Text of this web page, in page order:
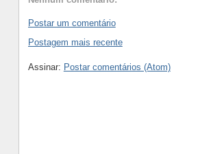
Postar um comentário
Postagem mais recente
Assinar: Postar comentários (Atom)